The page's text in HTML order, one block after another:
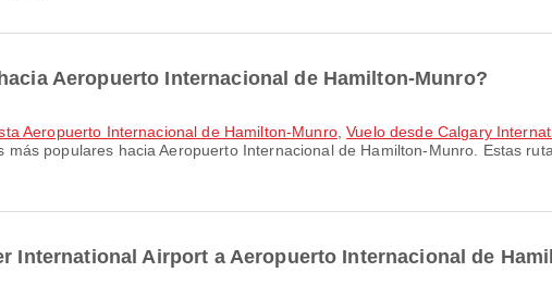
Aeropuerto Internacional de Hamilton-Munro?
Aeropuerto Internacional de Hamilton-Munro,Vuelo desde Calgary
más populares hacia Aeropuerto Internacional de Hamilton-Munro. Estas
International Airport a Aeropuerto Internacional de